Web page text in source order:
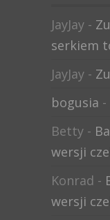
JayJay -
serkiem
JayJay -
bogusia -
Betty -
wersji
Konrad -
wersji